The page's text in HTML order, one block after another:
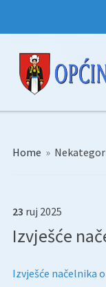
Home »
23 ruj 2025
Izvješće
Izvješće načelnika